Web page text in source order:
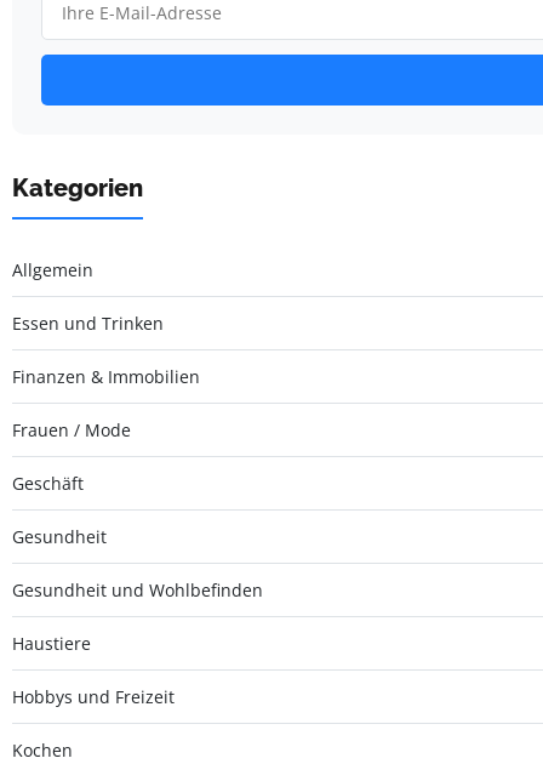
Kategorien
Allgemein
Essen und Trinken
Finanzen & Immobilien
Frauen / Mode
Geschäft
Gesundheit
Gesundheit und Wohlbefinden
Haustiere
Hobbys und Freizeit
Kochen